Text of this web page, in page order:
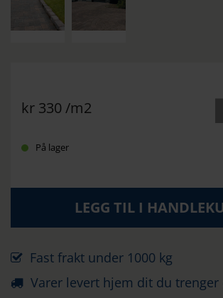
kr 330 /m2
På lager
LEGG TIL I
Fast frakt under 1000 kg
Varer levert hjem dit du trenger